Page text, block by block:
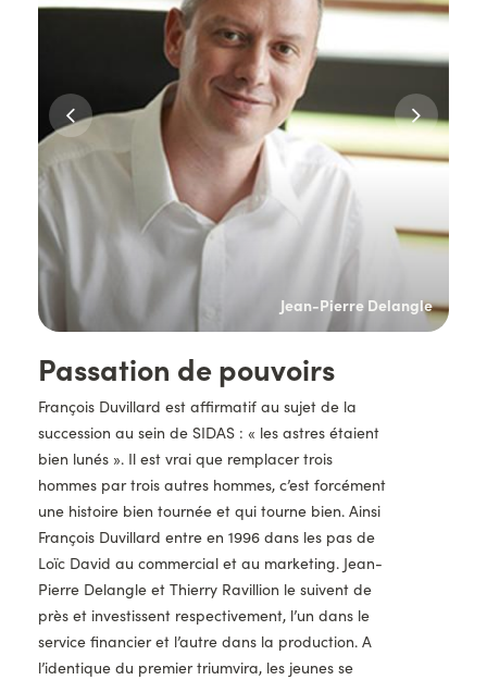
Titre
Passation de pouvoirs
Description
François Duvillard est affirmatif au sujet de la
succession au sein de SIDAS : « les astres étaient
bien lunés ». Il est vrai que remplacer trois
hommes par trois autres hommes, c’est forcément
une histoire bien tournée et qui tourne bien. Ainsi
François Duvillard entre en 1996 dans les pas de
Loïc David au commercial et au marketing. Jean-
Pierre Delangle et Thierry Ravillion le suivent de
près et investissent respectivement, l’un dans le
service financier et l’autre dans la production. A
l’identique du premier triumvira, les jeunes se
Jean-Pierre Delangle